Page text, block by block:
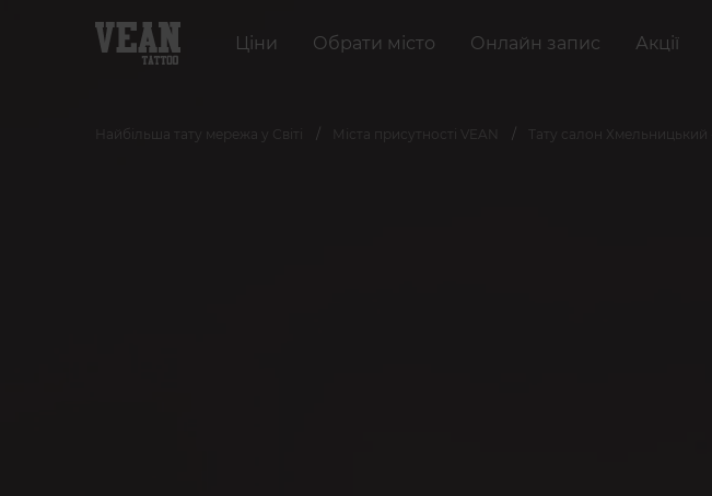
Ціни Обрати місто Онлайн запис Акції
Найбільша тату мережа у Світі Міста присутності VEAN Тату салон Хмельницький -